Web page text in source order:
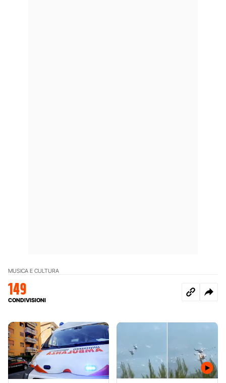
MUSICA E CULTURA
149
CONDIVISIONI